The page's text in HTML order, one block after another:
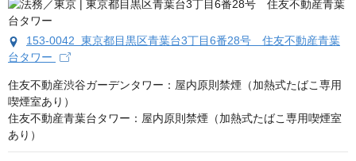
153-0042 東京都目黒区青葉台3丁目6番28号 住友不動産青葉
台タワー
住友不動産渋谷ガーデンタワー：屋内原則禁煙（加熱式たばこ専用
喫煙室あり）
住友不動産青葉台タワー：屋内原則禁煙（加熱式たばこ専用喫煙室
あり）